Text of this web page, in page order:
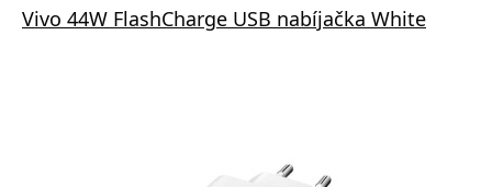
Vivo 44W FlashCharge USB nabíjačka White